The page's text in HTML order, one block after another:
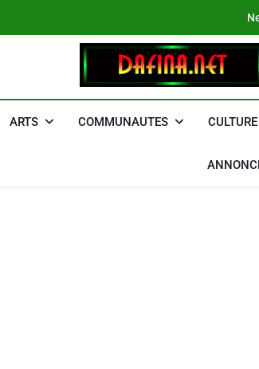
DAFINA
ARTS COMMUNAUTES CULTURE